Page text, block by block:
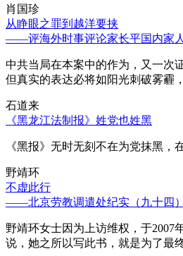
肖国珍
从睁眼之罪到越洋要挟
——评海外时事评论家长平国内家
中共当局在本案中的作为，又一次
但真实的表达必将如阳光刺破雾霾
石道来
《黑龙江法制报》姓党也姓黑
《黑报》无时无刻不在为党抹黑，
野靖环
不虚此行
——北京劳教调遣处纪实（九十四）
野靖环女士因为上访维权，于2007
说，她之所以写此书，就是为了最